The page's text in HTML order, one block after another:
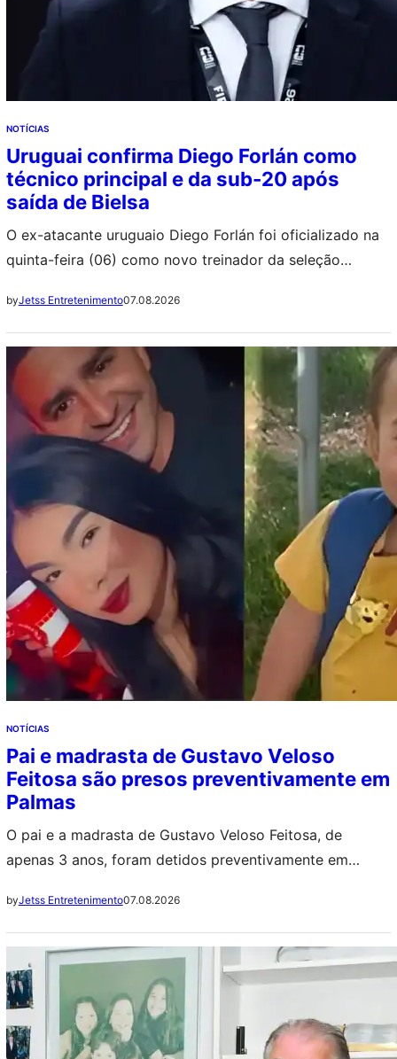
NOTÍCIAS
Uruguai confirma Diego Forlán como
técnico principal e da sub-20 após
saída de Bielsa
O ex-atacante uruguaio Diego Forlán foi oficializado na
quinta-feira (06) como novo treinador da seleção
comando da equipe sub-20. A nomeação ocorre após a
demissão de Marcelo Bielsa, que deixou o cargo em
meio à crise gerada pelo desempenho abaixo das
expectativas na última Copa do Mundo.…
byJetss Entretenimento07.08.2026
NOTÍCIAS
Pai e madrasta de Gustavo Veloso
Feitosa são presos preventivamente em
Palmas
O pai e a madrasta de Gustavo Veloso Feitosa, de
apenas 3 anos, foram detidos preventivamente em
criança. A investigação teve início depois que o pai
relatou à polícia um suposto afogamento na piscina da
residência, versão que acabou sendo refutada pelo
laudo do Instituto Médico…
byJetss Entretenimento07.08.2026